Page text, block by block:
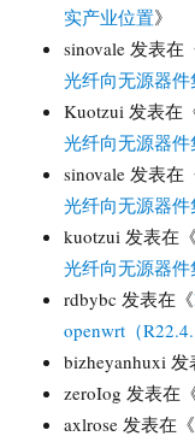
实产业位置》
sinovale 发表在
光纤向无源器件
Kuotzui 发表在
光纤向无源器件
sinovale 发表在
光纤向无源器件
kuotzui 发表在
光纤向无源器件
rdbybc 发表在《
openwrt（
bizheyanhuxi 发
zeroIog 发表在
axlrose 发表在《